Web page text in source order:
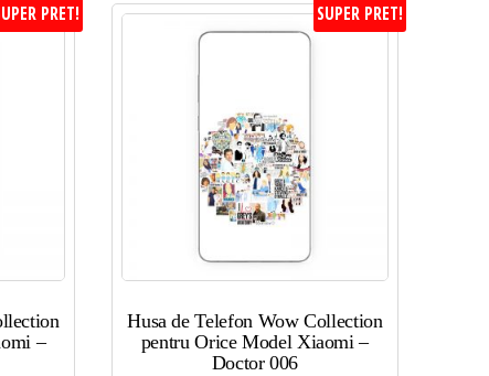
PRET!
–
SUPER PRET!
Husa de Telefon Wow Collection
pentru Orice Model Xiaomi –
Doctor 006